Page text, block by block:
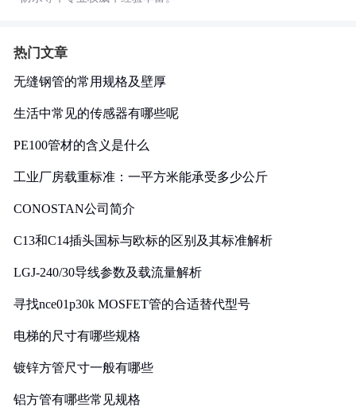
热门文章
无缝钢管的常用规格及壁厚
生活中常见的传感器有哪些呢
PE100管材的含义是什么
工业厂房载重标准：一平方米能承受多少公斤
CONOSTAN公司简介
C13和C14插头国标与欧标的区别及其标准解析
LGJ-240/30导线参数及载流量解析
寻找nce01p30k MOSFET管的合适替代型号
电梯的尺寸有哪些规格
镀锌方管尺寸一般有哪些
铝方管有哪些常见规格